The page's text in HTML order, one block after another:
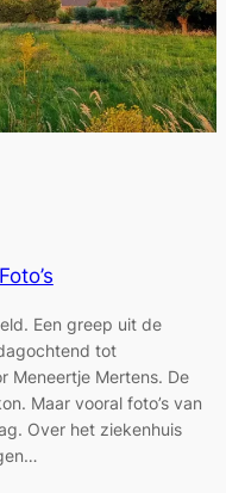
Foto’s
Een greep uit de
tot
Meneertje Mertens. De
Maar vooral foto’s van
Over het ziekenhuis